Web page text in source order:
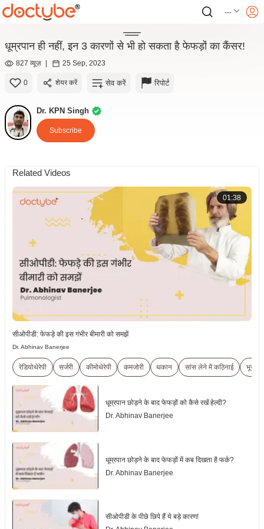
---
धूम्रपान ही नहीं, इन 3 कारणों से भी हो सकता है फेफड़ों का कैंसर!
827 व्यूज़ | 25 Sep, 2023
0 शेयर करें सेव करें रिपोर्ट
Dr. KPN Singh
Subscribe
Related Videos
01:38
सीओपीडी: फेफड़े की इस गंभीर बीमारी को समझें
Dr. Abhinav Banerjee
रेडियोथेरेपी सर्जरी कीमोथेरेपी कमजोरी थकान सांस लेने में कठिनाई भूख में
धूम्रपान छोड़ने के बाद फेफड़ों को कैसे रखें हेल्दी?
Dr. Abhinav Banerjee
धूम्रपान छोड़ने के बाद फेफड़ों में कब दिखता है फर्क?
Dr. Abhinav Banerjee
सीओपीडी के पीछे छिपे हैं ये बड़े कारण!